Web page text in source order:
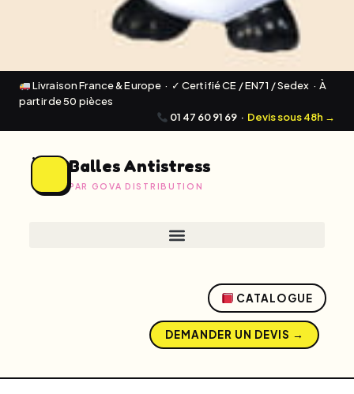
Livraison France & Europe · ✓ Certifié CE / EN71 / Sedex · À
partir de 50 pièces
01 47 60 91 69 · Devis sous 48h →
Balles Antistress
PAR GOVA DISTRIBUTION
CATALOGUE
DEMANDER UN DEVIS →